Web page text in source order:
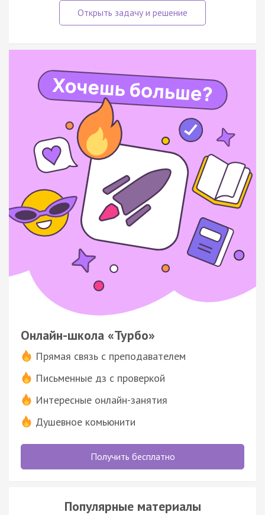
Онлайн-школа «Турбо»
Прямая связь с преподавателем
Письменные дз с проверкой
Интересные онлайн-занятия
Душевное комьюнити
Получить бесплатно
Популярные материалы